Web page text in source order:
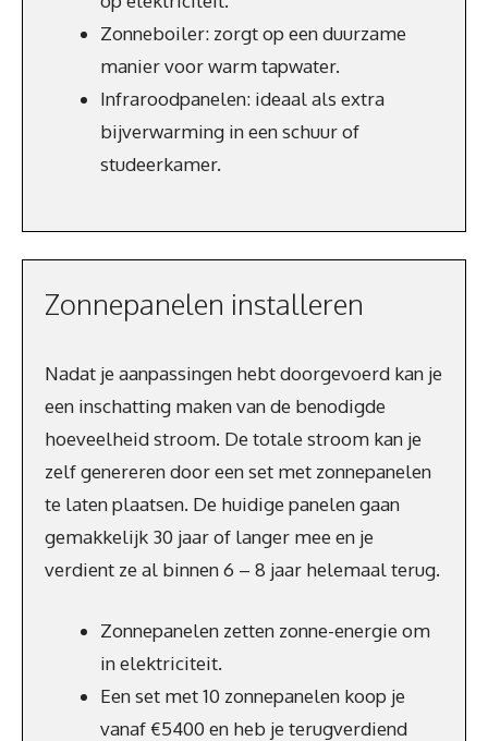
Zonneboiler: zorgt op een duurzame
manier voor warm tapwater.
Infraroodpanelen: ideaal als extra
bijverwarming in een schuur of
studeerkamer.
Zonnepanelen installeren
Nadat je aanpassingen hebt doorgevoerd kan je
een inschatting maken van de benodigde
hoeveelheid stroom. De totale stroom kan je
zelf genereren door een set met zonnepanelen
te laten plaatsen. De huidige panelen gaan
gemakkelijk 30 jaar of langer mee en je
verdient ze al binnen 6 – 8 jaar helemaal terug.
Zonnepanelen zetten zonne-energie om
in elektriciteit.
Een set met 10 zonnepanelen koop je
vanaf €5400 en heb je terugverdiend